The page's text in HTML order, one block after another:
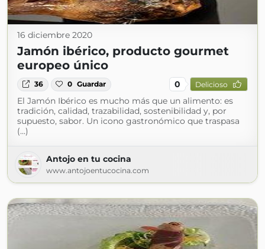
16 diciembre 2020
Jamón ibérico, producto gourmet
europeo único
36 0 Guardar 0 Delicioso
El Jamón Ibérico es mucho más que un alimento: es
tradición, calidad, trazabilidad, sostenibilidad y, por
supuesto, sabor. Un icono gastronómico que traspasa
(...)
Antojo en tu cocina
www.antojoentucocina.com